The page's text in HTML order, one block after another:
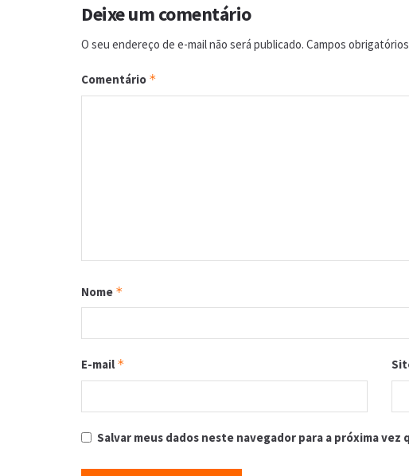
Deixe um comentário
O seu endereço de e-mail não será publicado. Campos
Comentário *
Nome *
E-mail *
Salvar meus dados neste navegador para a próxima vez